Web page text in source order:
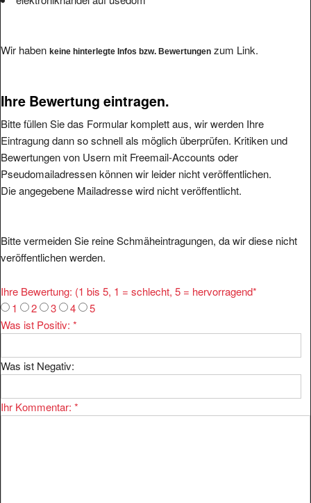
Wir haben keine hinterlegte Infos bzw. Bewertungen zum Link.
Ihre Bewertung eintragen.
Bitte füllen Sie das Formular komplett aus, wir werden Ihre
Eintragung dann so schnell als möglich überprüfen. Kritiken und
Bewertungen von Usern mit Freemail-Accounts oder
Pseudomailadressen können wir leider nicht veröffentlichen.
Die angegebene Mailadresse wird nicht veröffentlicht.
Bitte vermeiden Sie reine Schmäheintragungen, da wir diese nicht
veröffentlichen werden.
Ihre Bewertung: (1 bis 5, 1 = schlecht, 5 = hervorragend*
1
2 3 4
5
Was ist Positiv: *
Was ist Negativ:
Ihr Kommentar: *